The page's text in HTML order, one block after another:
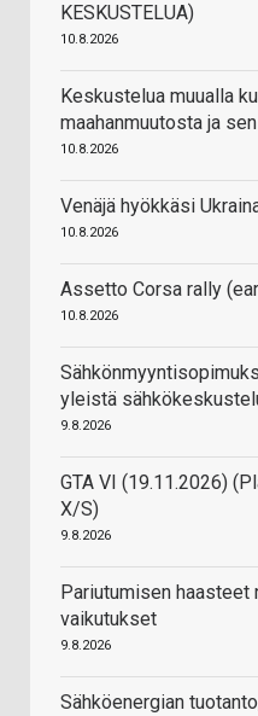
KESKUSTELUA)
10.8.2026
Keskustelua muualla
maahanmuutosta ja
10.8.2026
Venäjä hyökkäsi
10.8.2026
Assetto Corsa rally
10.8.2026
yleistä
9.8.2026
GTA VI (19.11.2026)
X/S)
9.8.2026
Pariutumisen haasteet
vaikutukset
9.8.2026
Sähköenergian